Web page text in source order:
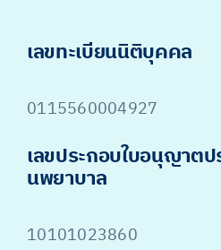
เลขทะเบียนนิติบุคคล
0115560004927
เลขประกอบใบอนุญาต
นพยาบาล
10101023860